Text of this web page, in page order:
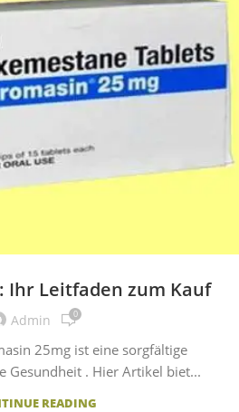
Ihr Leitfaden zum Kauf
Admin 0
25mg ist eine sorgfältige
Gesundheit . Hier Artikel biet...
READING